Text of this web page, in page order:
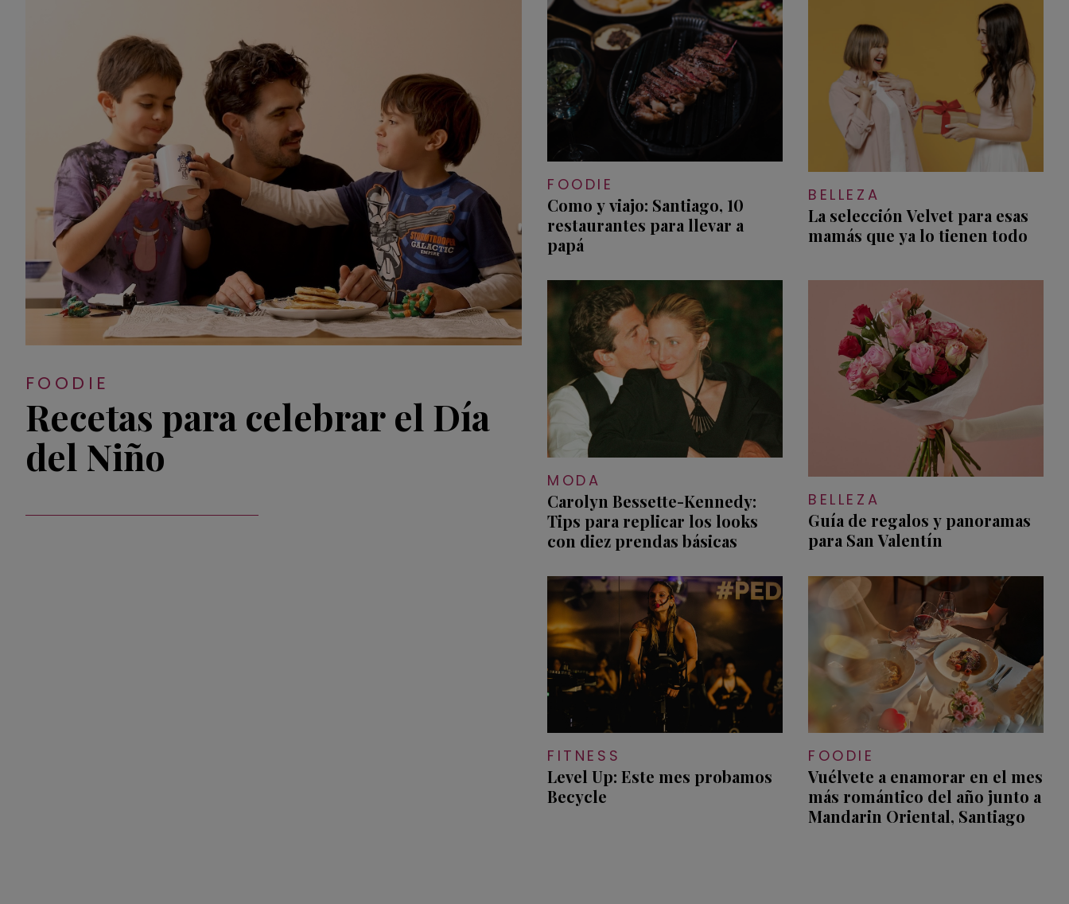
FOODIE
Recetas para celebrar el Día
del Niño
FOODIE
Como y viajo: Santiago, 10
restaurantes para llevar a
papá
BELLEZA
La selección Velvet para esas
mamás que ya lo tienen todo
MODA
Carolyn Bessette-Kennedy:
Tips para replicar los looks
con diez prendas básicas
BELLEZA
Guía de regalos y panoramas
para San Valentín
FITNESS
Level Up: Este mes probamos
Becycle
FOODIE
Vuélvete a enamorar en el mes
más romántico del año junto a
Mandarin Oriental, Santiago